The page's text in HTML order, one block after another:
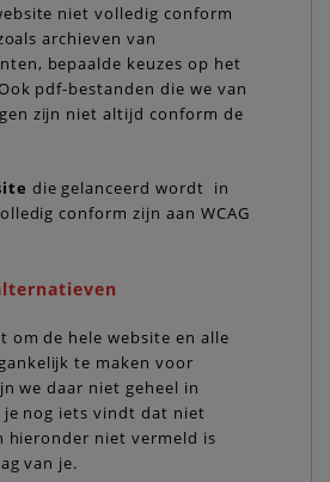
niet volledig conform
archieven van
bepaalde keuzes op het
pdf-bestanden die we van
zijn niet altijd conform de
die gelanceerd wordt in
conform zijn aan WCAG
om de hele website en alle
te maken voor
we daar niet geheel in
nog iets vindt dat niet
hieronder niet vermeld is
van je.